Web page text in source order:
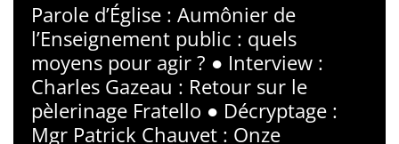
Parole d’Église : Aumônier de
l’Enseignement public : quels
moyens pour agir ? ● Interview :
Charles Gazeau : Retour sur le
pèlerinage Fratello ● Décryptage :
Mgr Patrick Chauvet : Onze